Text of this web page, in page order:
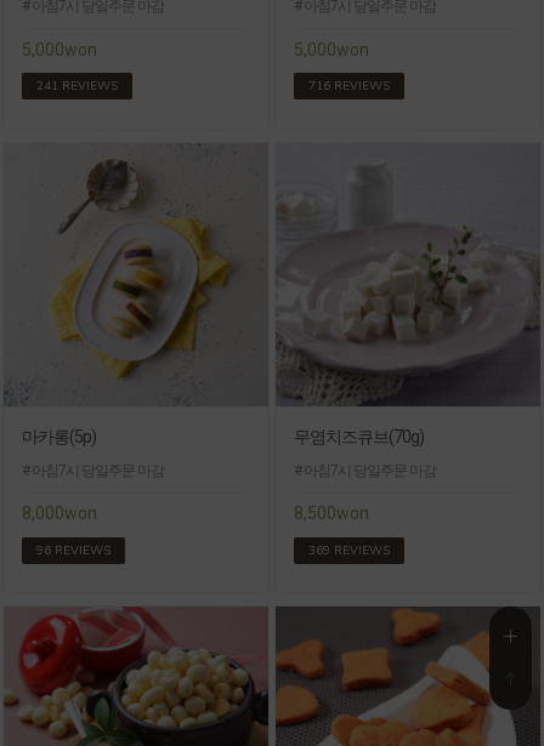
# 아침7시 당일주문 마감
5,000won
241 REVIEWS
# 아침7시 당일주문 마감
5,000won
716 REVIEWS
마카롱(5p)
# 아침7시 당일주문 마감
8,000won
96 REVIEWS
무염치즈큐브(70g)
# 아침7시 당일주문 마감
8,500won
369 REVIEWS